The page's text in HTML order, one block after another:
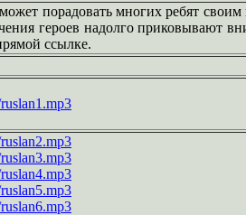
порадовать многих ребят
героев надолго приковывают
ссылке.